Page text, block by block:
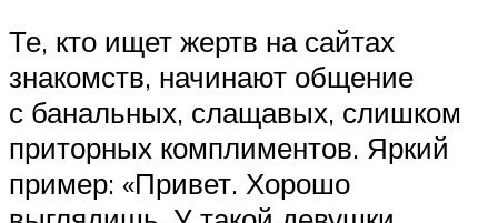
Те, кто ищет жертв на сайтах
знакомств, начинают общение
с банальных, слащавых, слишком
приторных комплиментов. Яркий
пример: «Привет. Хорошо